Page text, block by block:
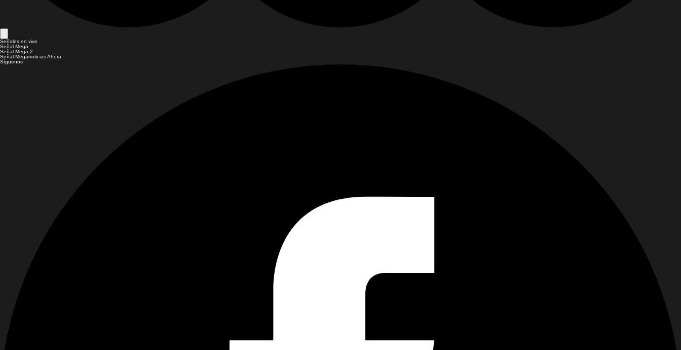
Señales en vivo
Señal Mega
Señal Mega 2
Señal Meganoticias Ahora
Síguenos